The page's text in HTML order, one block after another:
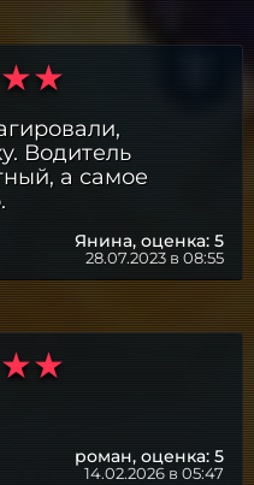
Водитель
а самое
Янина,оценка: 5
28.07.2023 в 08:55
роман,оценка: 5
14.02.2026 в 05:47